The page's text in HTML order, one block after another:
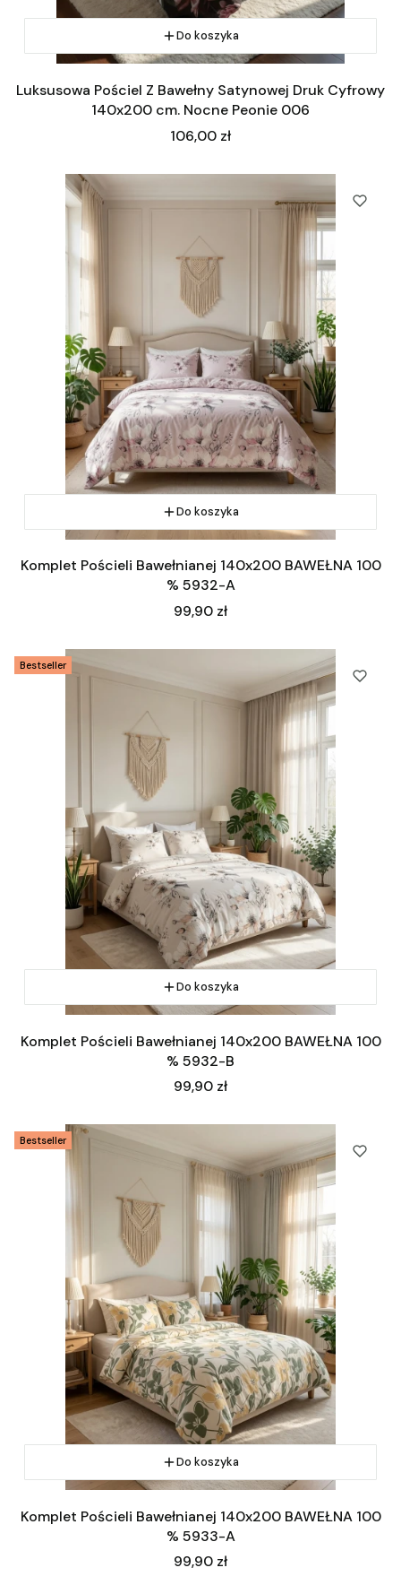
Do koszyka
Luksusowa Pościel Z Bawełny Satynowej Druk Cyfrowy
140x200 cm. Nocne Peonie 006
Cena
106,00 zł
Do koszyka
Komplet Pościeli Bawełnianej 140x200 BAWEŁNA 100
% 5932-A
Cena
99,90 zł
Bestseller
Do koszyka
Komplet Pościeli Bawełnianej 140x200 BAWEŁNA 100
% 5932-B
Cena
99,90 zł
Bestseller
Do koszyka
Komplet Pościeli Bawełnianej 140x200 BAWEŁNA 100
% 5933-A
Cena
99,90 zł